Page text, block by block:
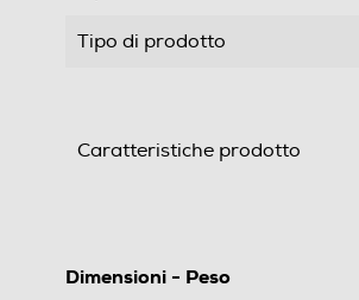
Tipo di prodotto
Caratteristiche prodotto
Dimensioni - Peso